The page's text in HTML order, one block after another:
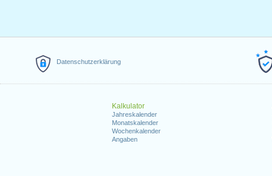
Datenschutzerklärung
Kalkulator
Jahreskalender
Monatskalender
Wochenkalender
Angaben